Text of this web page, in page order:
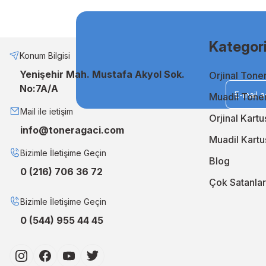
Bütçenizi zorlamadan kaliteli baskılar almak istiyorsanız,
etmenin en akıllı yoludur. Uzun ömürlü ve stabil performansı
Neden TonerAğacı?
TonerAğacı, müşteri memnuniyeti odaklı hizmet
geliştiriyor, siparişlerinizi en kısa sürede kapınıza
En iyi orjinal ve muadil çözümler için TonerAğacı'nı ziyaret
Konum Bilgisi
Yenişehir Mah. Mustafa Akyol Sok.
No:7A/A
Mail ile ietişim
info@toneragaci.com
Bizimle İletişime Geçin
0 (216) 706 36 72
Bizimle İletişime Geçin
0 (544) 955 44 45
Orjinal
Muadil
Orjinal
Muadil
Blog
Çok Satanlar